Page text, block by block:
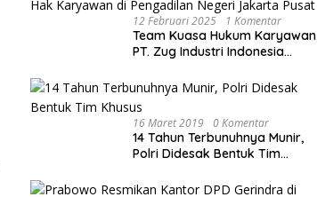
12 Februari 2025 1 Komentar
Team Kuasa Hukum Karyawan
PT. Zug Industri Indonesia
Memperjuangkan Hak
Karyawan di Pengadilan Negeri
Jakarta Pusat
16 Maret 2019 0 Komentar
14 Tahun Terbunuhnya Munir,
Polri Didesak Bentuk Tim